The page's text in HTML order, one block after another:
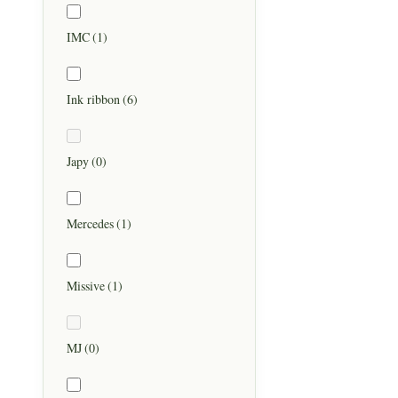
IMC(1)
Ink ribbon(6)
Japy(0)
Mercedes(1)
Missive(1)
MJ(0)